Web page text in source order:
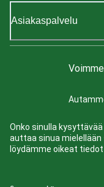
Asiakaspalvelu
Onko sinulla
auttaa sinua mielellään
löydämme oikeat